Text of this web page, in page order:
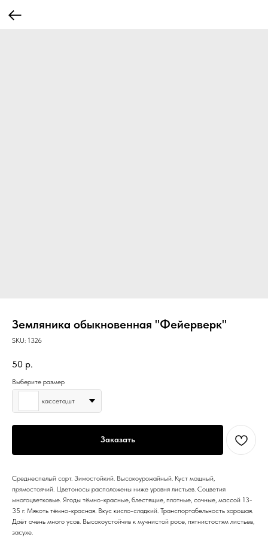
Земляника обыкновенная "Фейерверк"
SKU: 1326
50 р.
Выберите размер
кассета,шт
Заказать
Среднеспелый сорт. Зимостойкий. Высокоурожайный. Куст мощный,
прямостоячий. Цветоносы расположены ниже уровня листьев. Соцветия
многоцветковые. Ягоды тёмно-красные, блестящие, плотные, сочные, массой 13-
35 г. Мякоть тёмно-красная. Вкус кисло-сладкий. Транспортабельность хорошая.
Даёт очень много усов. Высокоустойчив к мучнистой росе, пятнистостям листьев,
засухе.